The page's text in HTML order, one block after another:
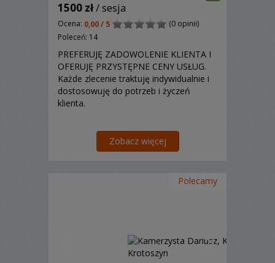
1500 zł/ sesja
Ocena: 0,00 / 5
(0 opinii)
Poleceń: 14
PREFERUJĘ ZADOWOLENIE KLIENTA I
OFERUJĘ PRZYSTĘPNE CENY USŁUG.
Każde zlecenie traktuję indywidualnie i
dostosowuję do potrzeb i życzeń
klienta.
Zobacz więcej
Polecamy